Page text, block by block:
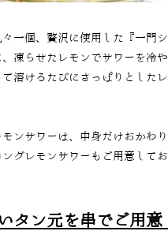
々一個、贅沢に使用した『一門
凍らせたレモンでサワーを冷や
溶けるたびにさっぱりとした
ンサワーは、中身だけおかわ
グレモンサワーもご用意して
タン元を串でご用意